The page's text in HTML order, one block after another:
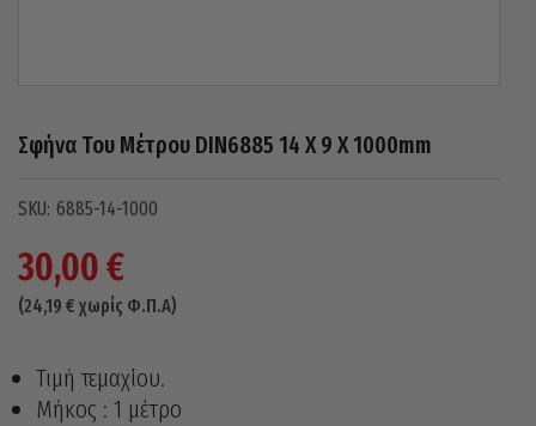
Σφήνα Του Μέτρου DIN6885 14 X 9 X 1000mm
6885-14-1000
30,00€
(24,19 € χωρίς Φ.Π.Α)
Τιμή τεμαχίου.
Μήκος : 1 μέτρο